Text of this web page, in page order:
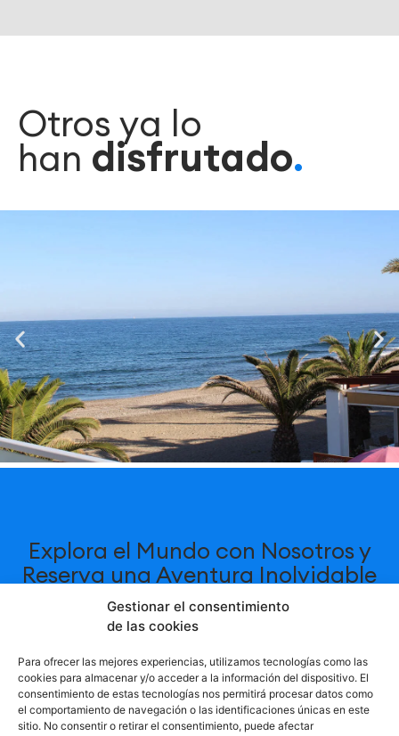
Gestionar el consentimiento
de las cookies
Para ofrecer las mejores experiencias, utilizamos tecnologías como las
cookies para almacenar y/o acceder a la información del dispositivo. El
consentimiento de estas tecnologías nos permitirá procesar datos como
el comportamiento de navegación o las identificaciones únicas en este
sitio. No consentir o retirar el consentimiento, puede afectar
Otros ya lo
han disfrutado.
Explora el Mundo con Nosotros y
Reserva una Aventura Inolvidable
.
Únete a miles de personas que confían en
nosotros cada año para crear recuerdos
inolvidables. Experimenta la diferencia que
nuestra experiencia y dedicación pueden